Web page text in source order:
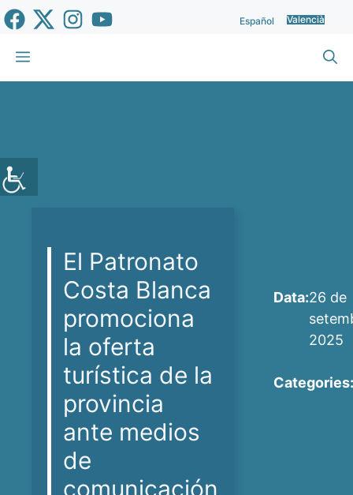
Vés
al
contingut
Español Valencià
Menu
El Patronato
Costa Blanca
promociona
la oferta
turística de la
provincia
ante medios
de
comunicación
Data:26 de
2025
Categories: